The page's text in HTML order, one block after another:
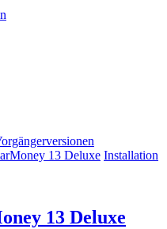
13 Deluxe Installation
13 Deluxe